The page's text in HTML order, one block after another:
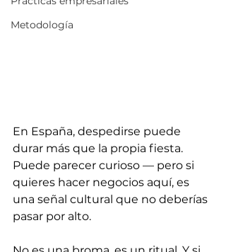
Metodología
En España, despedirse puede
durar más que la propia fiesta.
Puede parecer curioso — pero si
quieres hacer negocios aquí, es
una señal cultural que no deberías
pasar por alto.